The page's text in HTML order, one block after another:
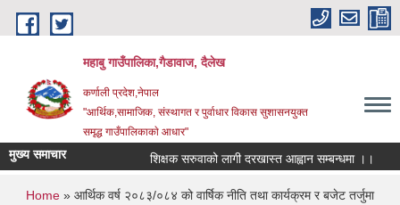
Skip to main content
महाबु गाउँपालिका,गैडावाज, दैलेख
कर्णाली प्रदेश,नेपाल
"आर्थिक,सामाजिक, संस्थागत र पुर्वाधार विकास सुशासनयुक्त
समृद्ध गाउँपालिकाकाे आधार"
मुख्य समाचार शिक्षक सरुवाको लागी दरखास्त आह्वान सम्बन्धमा ।।
Home » आर्थिक वर्ष २०८३/०८४ को वार्षिक नीति तथा कार्यक्रम र बजेट तर्जुमा